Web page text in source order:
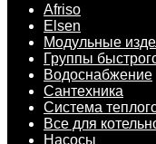
Afriso
Elsen
Модульные
Группы
Водоснабжение
Сантехника
Система
Все для
Насосы